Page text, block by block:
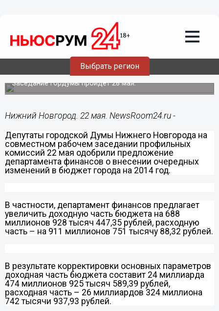
Выбрать регион
22.05.201412:37
Гордума внесет очередные изменения
в бюджет Нижнего Новгорода
Заседание Гордумы пройдет 28 мая.
Нижний Новгород. 22 мая. NewsRoom24.ru -
Депутаты городской Думы Нижнего Новгорода на
совместном рабочем заседании профильных
комиссий 22 мая одобрили предложение
департамента финансов о внесении очередных
изменений в бюджет города на 2014 год.
В частности, департамент финансов предлагает
увеличить доходную часть бюджета на 688
миллионов 928 тысяч 447,35 рублей, расходную
часть – на 911 миллионов 751 тысячу 88,32 рублей.
В результате корректировки основных параметров
доходная часть бюджета составит 24 миллиарда
474 миллионов 925 тысяч 589,39 рублей,
расходная часть – 26 миллиардов 324 миллиона
742 тысячи 937,93 рублей.